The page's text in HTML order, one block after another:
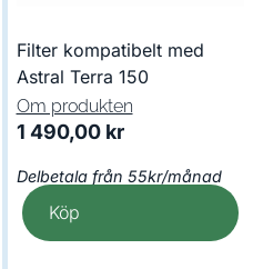
Filter kompatibelt med
Astral Terra 150
Om produkten
1 490,00 kr
Delbetala från 55kr/månad
Köp